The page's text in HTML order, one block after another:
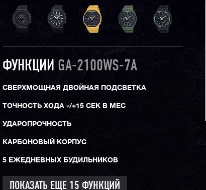
ФУНКЦИИ GA-2100WS-7A
СВЕРХМОЩНАЯ ДВОЙНАЯ ПОДСВЕТКА
ТОЧНОСТЬ ХОДА -/+15 СЕК В МЕС
УДАРОПРОЧНОСТЬ
КАРБОНОВЫЙ КОРПУС
5 ЕЖЕДНЕВНЫХ БУДИЛЬНИКОВ